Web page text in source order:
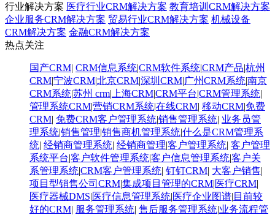
行业解决方案 医疗行业CRM解决方案 教育培训CRM解决方案
企业服务CRM解决方案 贸易行业CRM解决方案 机械设备
CRM解决方案 金融CRM解决方案
热点关注
国产CRM| CRM信息系统|CRM软件系统|CRM产品|杭州
CRM|宁波CRM|北京CRM|深圳CRM|广州CRM系统|南京
CRM系统|苏州 crm| 上海CRM|CRM平台|CRM管理系统|
管理系统CRM|营销CRM系统|在线CRM| 移动CRM|免费
CRM| 免费CRM客户管理系统|销售管理系统| 业务员管
理系统|销售管理|销售商机管理系统|什么是CRM管理系
统| 经销商管理系统| 经销商管理|客户管理系统| 客户管理
系统平台|客户软件管理系统|客户信息管理系统|客户关
系管理系统|CRM客户管理系统| 钉钉CRM| 大客户销售|
项目型销售公司CRM|集成项目管理的CRM|医疗CRM|
医疗器械DMS|医疗信息管理系统|医疗企业图谱| ​目前较
好的CRM| 服务管理系统| 售后服务管理系统|业务流程管